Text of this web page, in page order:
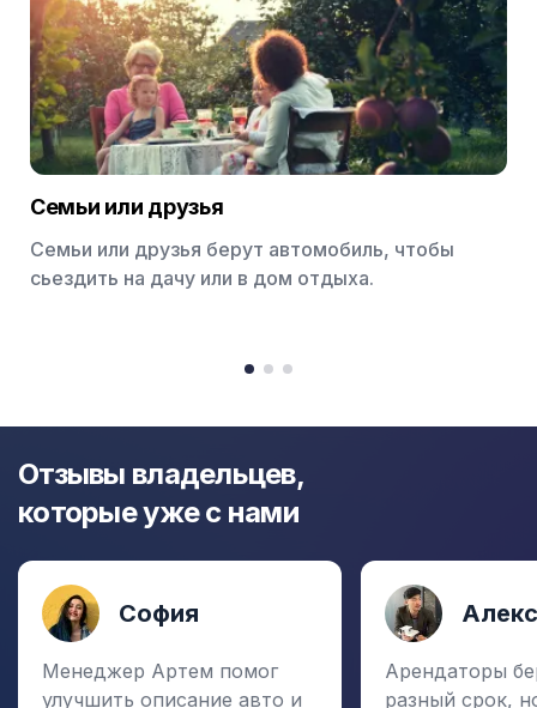
Семьи или друзья
Семьи или друзья берут автомобиль, чтобы
сьездить на дачу или в дом отдыха.
item
itemitem
3
Отзывы владельцев,
которые уже с нами
София
Менеджер Артем помог
улучшить описание авто и
Арендаторы
разный срок,